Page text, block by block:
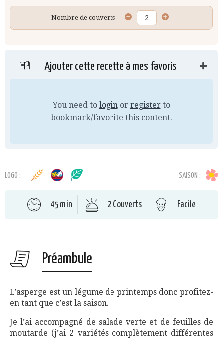
Nombre de couverts
Ajouter cette recette à mes favoris
You need to loginor registerto
bookmark/favorite this content.
LOGO : SAISON :
45 min 2 Couverts Facile
Préambule
L’asperge est un légume de printemps donc profitez-
en tant que c’est la saison.
Je l’ai accompagné de salade verte et de feuilles de
moutarde (j’ai 2 variétés complètement différentes